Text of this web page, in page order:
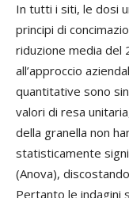
In tutti i siti, le dosi
principi di
riduzione media del
all’approccio
quantitative sono
valori di resa
della granella non
statisticamente
(Anova),
Pertanto le indagini